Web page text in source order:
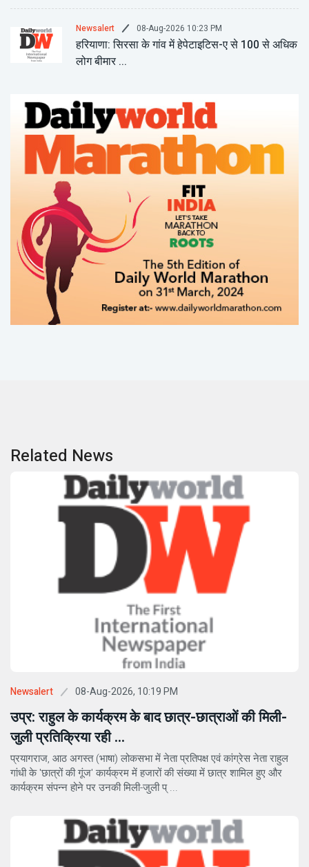
Newsalert 08-Aug-2026 10:23 PM
हरियाणा: सिरसा के गांव में हेपेटाइटिस-ए से 100 से अधिक
लोग बीमार ...
Related News
Newsalert 08-Aug-2026, 10:19 PM
उप्र: राहुल के कार्यक्रम के बाद छात्र-छात्राओं की मिली-
जुली प्रतिक्रिया रही ...
प्रयागराज, आठ अगस्त (भाषा) लोकसभा में नेता प्रतिपक्ष एवं कांग्रेस नेता राहुल
गांधी के 'छात्रों की गूंज' कार्यक्रम में हजारों की संख्या में छात्र शामिल हुए और
कार्यक्रम संपन्न होने पर उनकी मिली-जुली प् ...